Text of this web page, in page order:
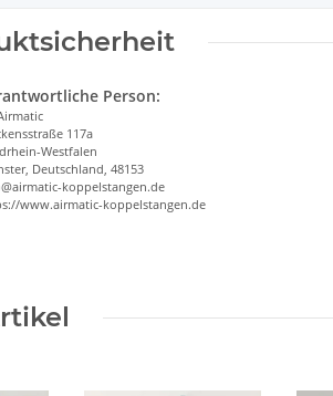
Person:
117a
Westfalen
Deutschland, 48153
koppelstangen.de
www.airmatic-koppelstangen.de